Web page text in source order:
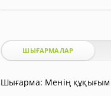
ШЫҒАРМАЛАР
Шығарма: Менің құқығым